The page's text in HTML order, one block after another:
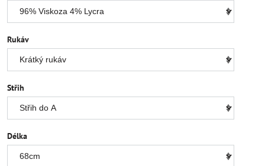
Rukáv
Střih
Délka